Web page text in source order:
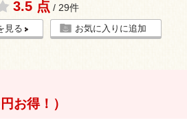
3.5 点 / 29件
見る お気に入りに追加
お得！）